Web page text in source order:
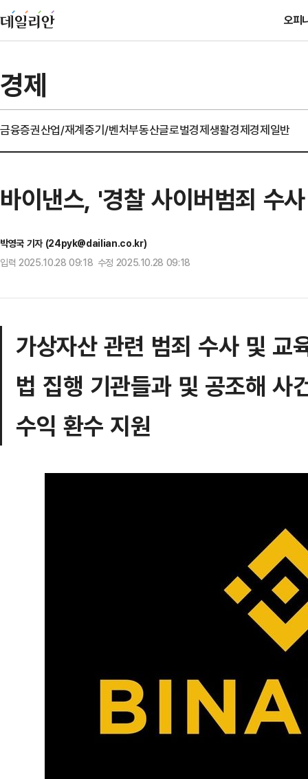
오피
경제
금융증권산업/재계중기/벤처부동산글로벌경제생활경제경제일반
바이낸스, '경찰 사이버범죄 수
박영국 기자 (24pyk@dailian.co.kr)
입력 2025.10.28 09:18 수정 2025.10.28 09:18
가상자산 관련 범죄 수사 및 교
법 집행 기관들과 및 공조해 사
수익 환수 지원